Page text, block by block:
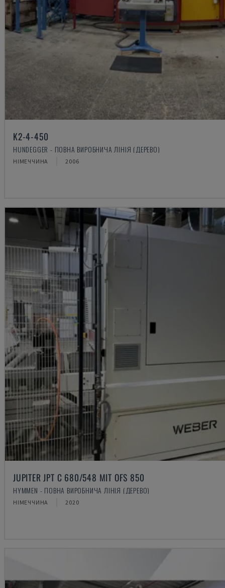
K2-4-450
HUNDEGGER - ПОВНА ВИРОБНИЧА ЛІНІЯ (ДЕРЕВО)
НІМЕЧЧИНА 2006
JUPITER JPT C 680/548 MIT OFS 850
HYMMEN - ПОВНА ВИРОБНИЧА ЛІНІЯ (ДЕРЕВО)
НІМЕЧЧИНА 2020